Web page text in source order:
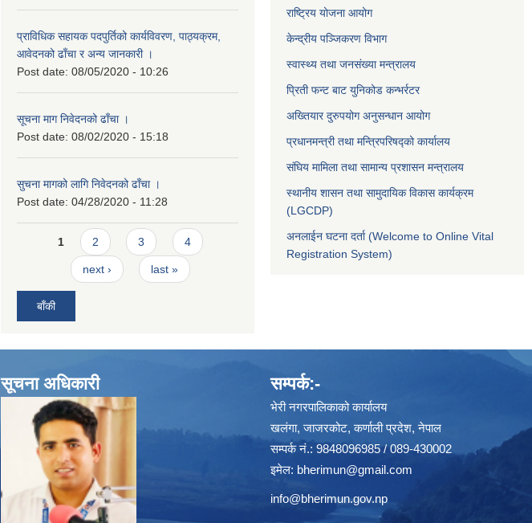
प्राविधिक सहायक पदपुर्तिको कार्यविवरण, पाठ्यक्रम,
आवेदनको ढाँचा र अन्य जानकारी ।
Post date: 08/05/2020 - 10:26
सूचना माग निवेदनको ढाँचा ।
Post date: 08/02/2020 - 15:18
सुचना मागको लागि निवेदनको ढाँचा ।
Post date: 04/28/2020 - 11:28
Pages
1 2 3 4
next › last »
बाँकी
राष्ट्रिय योजना आयोग
केन्द्रीय पञ्जिकरण विभाग
स्वास्थ्य तथा जनसंख्या मन्त्रालय
प्रिती फन्ट बाट युनिकोड कन्भर्रटर
अख्तियार दुरुपयोग अनुसन्धान आयोग
प्रधानमन्त्री तथा मन्त्रिपरिषद्को कार्यालय
संघिय मामिला तथा सामान्य प्रशासन मन्त्रालय
स्थानीय शासन तथा सामुदायिक विकास कार्यक्रम
(LGCDP)
अनलाईन घटना दर्ता (Welcome to Online Vital
Registration System)
सूचना अधिकारी सम्पर्क:-
भेरी नगरपालिकाको कार्यालय
खलंगा, जाजरकोट, कर्णाली प्रदेश, नेपाल
सम्पर्क नं.: 9848096985 / 089-430002
इमेल: bherimun@gmail.com
info@bherimun.gov.np